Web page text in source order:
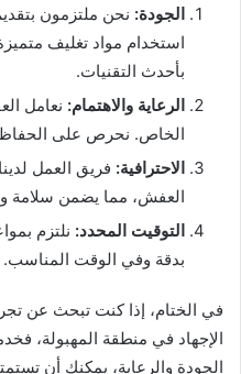
الجودة: نحن ملتزمون
استخدام مواد تغليف
بأحدث التقنيات.
الرعاية والاهتمام: نعامل
الخاص. نحرص على الحفاظ
الاحترافية: فريق العمل
العفش، مما يضمن سلامة
التوقيت المحدد: نلتزم
بدقة وفي الوقت المناسب.
في الختام، إذا كنت تبحث عن
الإجهاد في منطقة المهبولة،
الجودة والرعاية، يمكنك أن